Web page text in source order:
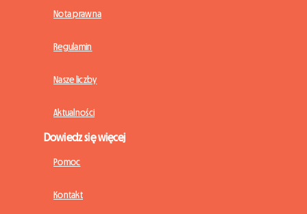
Nota prawna
Regulamin
Nasze liczby
Aktualności
Dowiedz się więcej
Pomoc
Kontakt